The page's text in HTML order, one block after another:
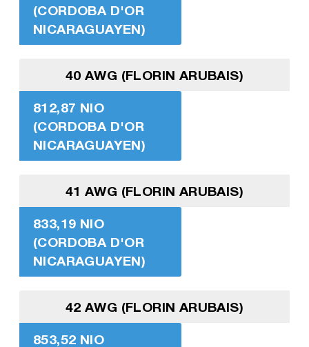
(CORDOBA D'OR
NICARAGUAYEN)
40 AWG (FLORIN ARUBAIS)
812,87 NIO
(CORDOBA D'OR
NICARAGUAYEN)
41 AWG (FLORIN ARUBAIS)
833,19 NIO
(CORDOBA D'OR
NICARAGUAYEN)
42 AWG (FLORIN ARUBAIS)
853,52 NIO